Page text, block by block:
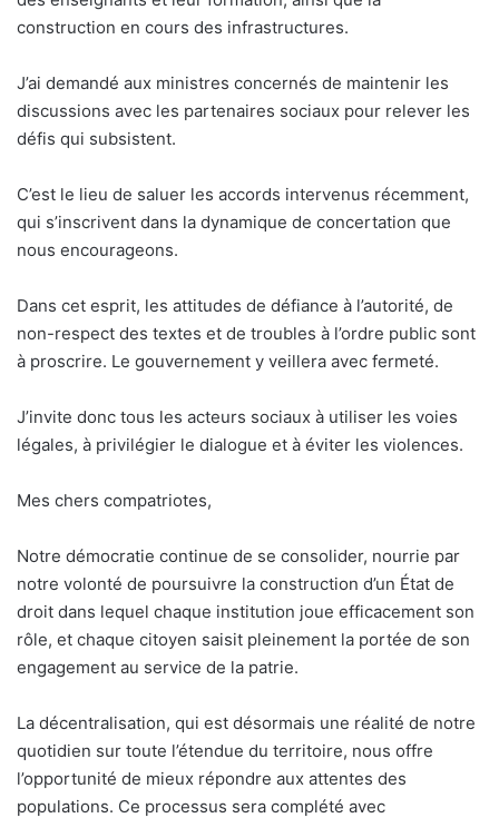
construction en cours des infrastructures.
J’ai demandé aux ministres concernés de maintenir les
discussions avec les partenaires sociaux pour relever les
défis qui subsistent.
C’est le lieu de saluer les accords intervenus récemment,
qui s’inscrivent dans la dynamique de concertation que
nous encourageons.
Dans cet esprit, les attitudes de défiance à l’autorité, de
non-respect des textes et de troubles à l’ordre public sont
à proscrire. Le gouvernement y veillera avec fermeté.
J’invite donc tous les acteurs sociaux à utiliser les voies
légales, à privilégier le dialogue et à éviter les violences.
Mes chers compatriotes,
Notre démocratie continue de se consolider, nourrie par
notre volonté de poursuivre la construction d’un État de
droit dans lequel chaque institution joue efficacement son
rôle, et chaque citoyen saisit pleinement la portée de son
engagement au service de la patrie.
La décentralisation, qui est désormais une réalité de notre
quotidien sur toute l’étendue du territoire, nous offre
l’opportunité de mieux répondre aux attentes des
populations. Ce processus sera complété avec